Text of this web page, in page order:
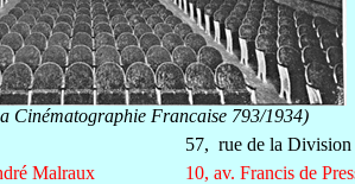
Cinématographie Francaise 793/1934)
57, rue de la Division
Malraux
10, av. Francis de